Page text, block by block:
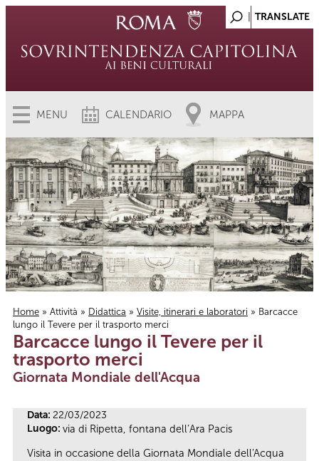
MENU CALENDARIO MAPPA
Tu sei qui
Home » Attività » Didattica » Visite, itinerari e laboratori » Barcacce
lungo il Tevere per il trasporto merci
Barcacce lungo il Tevere per il
trasporto merci
Giornata Mondiale dell'Acqua
Data: 22/03/2023
Luogo: via di Ripetta, fontana dell’Ara Pacis
Visita in occasione della Giornata Mondiale dell'Acqua